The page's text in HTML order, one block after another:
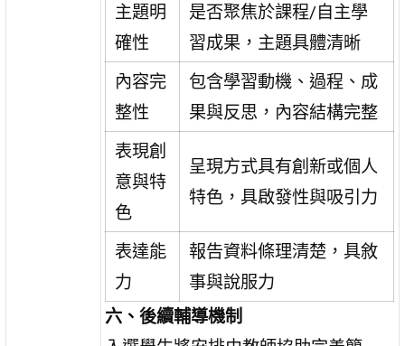
主題明
確性
是否聚焦於課程/自主學
習成果，主題具體清晰
內容完
整性
包含學習動機、過程、成
果與反思，內容結構完整
表現創
意與特
色
呈現方式具有創新或個人
特色，具啟發性與吸引力
表達能
力
報告資料條理清楚，具敘
事與說服力
六、後續輔導機制